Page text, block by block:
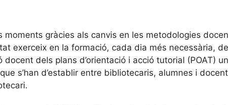
gràcies als canvis en les metodologies
exerceix en la formació, cada dia més necessària, de
dels plans d’orientació i acció tutorial (POAT)
s’han d’establir entre bibliotecaris, alumnes i